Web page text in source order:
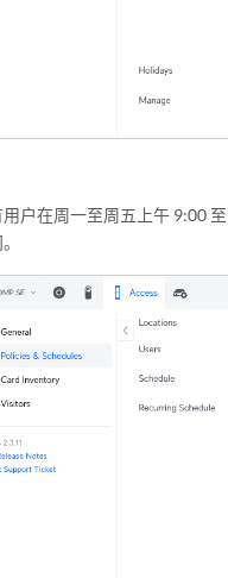
户在周一至周五上午 9:00